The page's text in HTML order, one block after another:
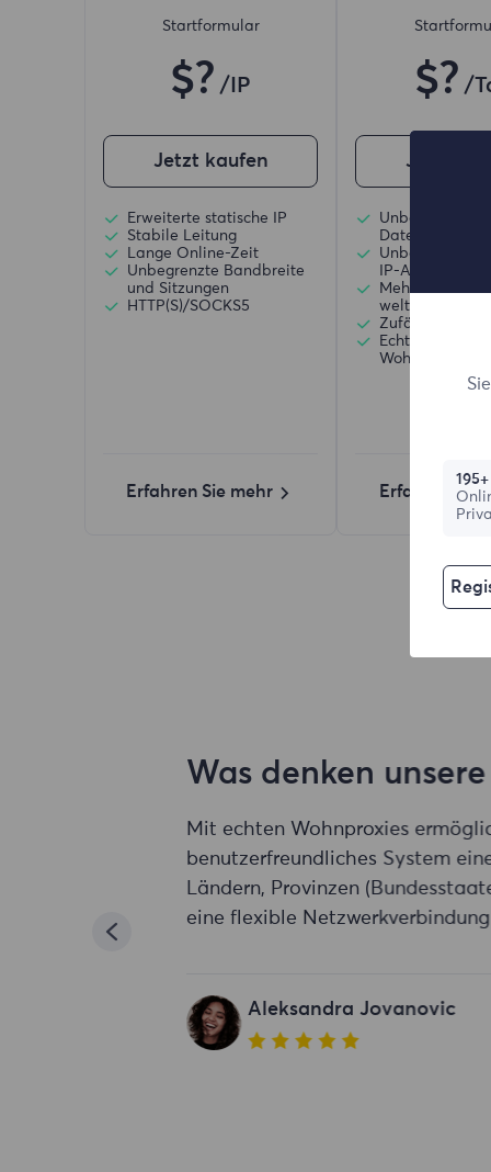
Startformular
$? /IP
Jetzt kaufen
Erweiterte statische IP
Stabile Leitung
Lange Online-Zeit
Unbegrenzte Bandbreite
und Sitzungen
HTTP(S)/SOCKS5
Erfahren Sie mehr
$? /
Jetzt
Unbegrenzte
Datenverkehr
Unbegrenzte
IP-Adressen
Mehr als 50
weltweit
Zufälliges Land
Echte
Wohnsitz-Proxy
Erfahren Sie
Was denken unsere
Mit echten Wohnproxies
benutzerfreundliches System eine
Ländern, Provinzen
eine flexible Netzwerkverbindung
Aleksandra Jovanovic
195+